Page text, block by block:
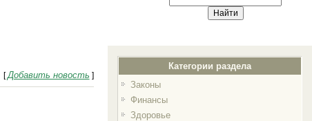
Категории раздела
Законы
Финансы
Здоровье
[Добавить новость ]